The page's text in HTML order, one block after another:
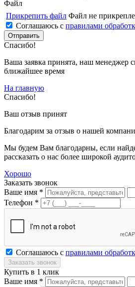
Файл
Прикрепить файл Файл не
Соглашаюсь с правилами
Спасибо!
Ваша заявка принята, наш менеджер
ближайшее время
На главную
Спасибо!
Ваш отзыв принят
Благодарим за отзыв о нашей
Мы будем Вам благодарны, если
рассказать о нас более широкой
Хорошо
Заказать звонок
Ваше имя *
Телефон *
Соглашаюсь с правилами
Купить в 1 клик
Ваше имя *